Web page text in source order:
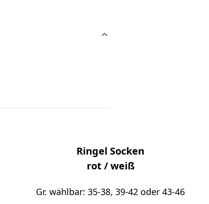
Ringel Socken
rot / weiß
Gr. wählbar: 35-38, 39-42 oder 43-46